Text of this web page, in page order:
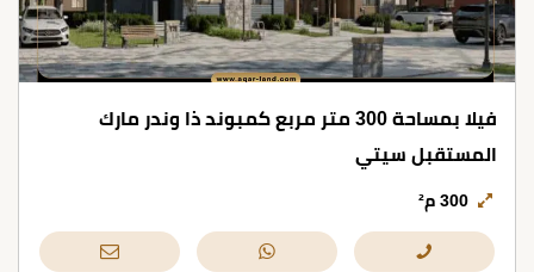
فيلا بمساحة 300 متر مربع كمبوند ذا وندر مارك
المستقبل سيتي
300 م²